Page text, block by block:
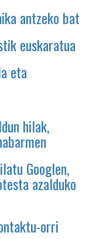
antzeko bat
euskaratua
eta
hilak,
Googlen,
azalduko
orri